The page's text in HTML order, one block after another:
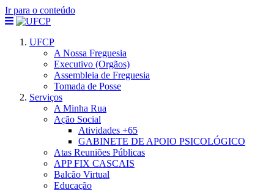
Ir para o conteúdo
UFCP
A Nossa Freguesia
Executivo (Orgãos)
Assembleia de Freguesia
Tomada de Posse
Serviços
A Minha Rua
Ação Social
Atividades +65
GABINETE DE APOIO PSICOLÓGICO
Atas Reuniões Públicas
APP FIX CASCAIS
Balcão Virtual
Educação